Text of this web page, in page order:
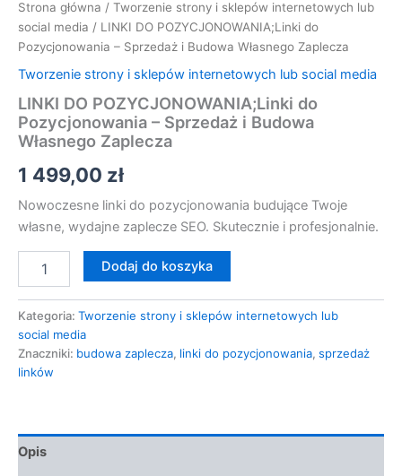
Strona główna / Tworzenie strony i sklepów internetowych lub
social media / LINKI DO POZYCJONOWANIA;Linki do
Pozycjonowania – Sprzedaż i Budowa Własnego Zaplecza
Tworzenie strony i sklepów internetowych lub social media
LINKI DO POZYCJONOWANIA;Linki do
Pozycjonowania – Sprzedaż i Budowa
Własnego Zaplecza
1 499,00 zł
Nowoczesne linki do pozycjonowania budujące Twoje
własne, wydajne zaplecze SEO. Skutecznie i profesjonalnie.
Dodaj do koszyka
Kategoria: Tworzenie strony i sklepów internetowych lub
social media
Znaczniki: budowa zaplecza, linki do pozycjonowania, sprzedaż
linków
Opis